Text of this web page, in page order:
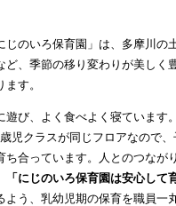
のいろ保育園」は、多摩川の
ど、季節の移り変わりが美しく
す。
び、よく食べよく寝ています。
児クラスが同じフロアなので、
ち合っています。人とのつなが
「にじのいろ保育園は安心して
よう、乳幼児期の保育を職員一